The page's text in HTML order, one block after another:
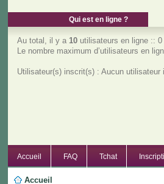
Qui est en ligne ?
Au total, il y a 10 utilisateurs en ligne ::
Le nombre maximum d’utilisateurs en
Utilisateur(s) inscrit(s) : Aucun utilisateur
Accueil FAQ Tchat
Accueil